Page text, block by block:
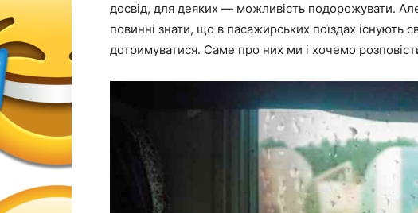
досвід, для деяких — можливість подорожувати.
повинні знати, що в пасажирських поїздах існують
дотримуватися. Саме про них ми і хочемо